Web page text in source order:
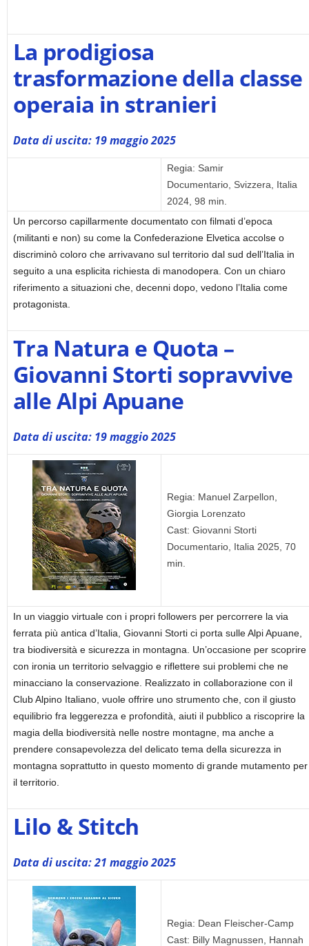
La prodigiosa
trasformazione della classe
operaia in stranieri
Data di uscita: 19 maggio 2025
Regia: Samir
Documentario, Svizzera, Italia
2024, 98 min.
Un percorso capillarmente documentato con filmati d’epoca
(militanti e non) su come la Confederazione Elvetica accolse o
discriminò coloro che arrivavano sul territorio dal sud dell’Italia in
seguito a una esplicita richiesta di manodopera. Con un chiaro
riferimento a situazioni che, decenni dopo, vedono l’Italia come
protagonista.
Tra Natura e Quota –
Giovanni Storti sopravvive
alle Alpi Apuane
Data di uscita: 19 maggio 2025
Regia: Manuel Zarpellon,
Giorgia Lorenzato
Cast: Giovanni Storti
Documentario, Italia 2025, 70
min.
In un viaggio virtuale con i propri followers per percorrere la via
ferrata più antica d’Italia, Giovanni Storti ci porta sulle Alpi Apuane,
tra biodiversità e sicurezza in montagna. Un’occasione per scoprire
con ironia un territorio selvaggio e riflettere sui problemi che ne
minacciano la conservazione. Realizzato in collaborazione con il
Club Alpino Italiano, vuole offrire uno strumento che, con il giusto
equilibrio fra leggerezza e profondità, aiuti il pubblico a riscoprire la
magia della biodiversità nelle nostre montagne, ma anche a
prendere consapevolezza del delicato tema della sicurezza in
montagna soprattutto in questo momento di grande mutamento per
il territorio.
Lilo & Stitch
Data di uscita: 21 maggio 2025
Regia: Dean Fleischer-Camp
Cast: Billy Magnussen, Hannah